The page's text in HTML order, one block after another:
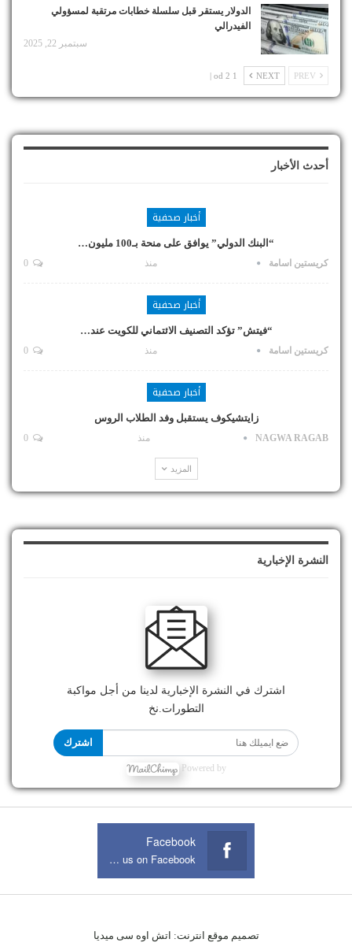
الدولار يستقر قبل سلسلة خطابات مرتقبة لمسؤولي
الفيدرالي
سبتمبر 22, 2025
NEXT
1 od 2 |
أحدث الأخبار
أخبار صحفية
“البنك الدولي” يوافق على منحة بـ100 مليون…
كريستين اسامة منذ
أخبار صحفية
“فيتش” تؤكد التصنيف الائتماني للكويت عند…
كريستين اسامة منذ
أخبار صحفية
زايتشيكوف يستقبل وفد الطلاب الروس
NAGWA RAGAB منذ
المزيد
النشرة الإخبارية
اشترك في النشرة الإخبارية لدينا من أجل مواكبة
التطورات.نخ
اشترك
Powered by
Facebook
Join us on Facebook
تصميم موقع انترنت: اتش اوه سى ميديا